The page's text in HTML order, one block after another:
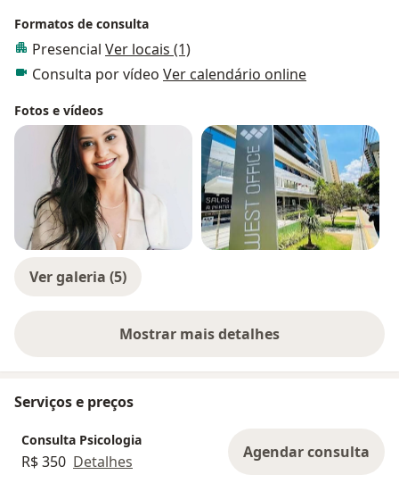
Formatos de consulta
Presencial Ver locais (1)
Consulta por vídeo Ver calendário online
Fotos e vídeos
Ver galeria (5)
Mostrar mais detalhes
sobre a experiência
Serviços e preços
Consulta Psicologia
R$ 350 Detalhes Agendar consulta